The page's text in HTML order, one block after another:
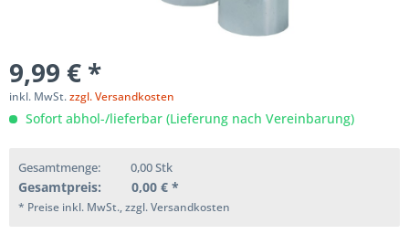
9,99 € *
inkl. MwSt.zzgl. Versandkosten
Sofort abhol-/lieferbar (Lieferung nach Vereinbarung)
Gesamtmenge: 0,00Stk
Gesamtpreis: 0,00 € *
* Preise inkl. MwSt., zzgl. Versandkosten